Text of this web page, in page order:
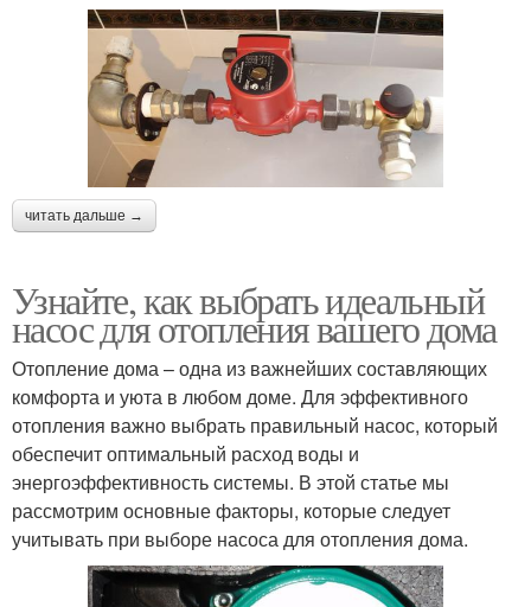
читать дальше →
Узнайте, как выбрать идеальный
насос для отопления вашего дома
Отопление дома – одна из важнейших составляющих
комфорта и уюта в любом доме. Для эффективного
отопления важно выбрать правильный насос, который
обеспечит оптимальный расход воды и
энергоэффективность системы. В этой статье мы
рассмотрим основные факторы, которые следует
учитывать при выборе насоса для отопления дома.